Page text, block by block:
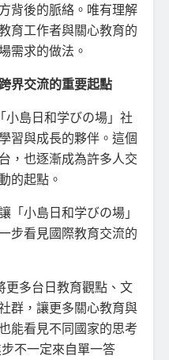
背後的脈絡。唯有理解
育工作者與關心教育的
需求的做法。
界交流的重要起點
小島日和学びの場」社
習與成長的夥伴。這個
，也逐漸成為許多人交
的起點。
「小島日和学びの場」
步看見國際教育交流的
更多台日教育觀點、文
群，讓更多關心教育與
能看見不同國家的思考
不一定來自單一答